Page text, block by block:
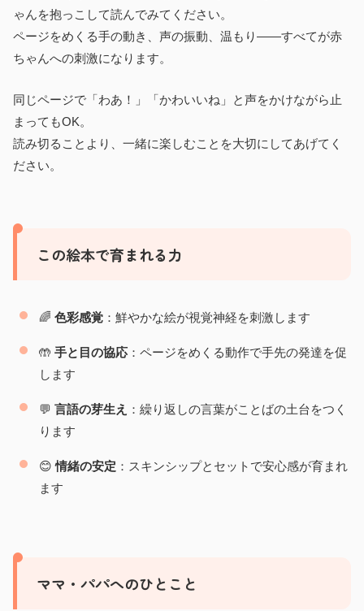
ゃんを抱っこして読んでみてください。
ページをめくる手の動き、声の振動、温もり——すべてが赤
ちゃんへの刺激になります。
同じページで「わあ！」「かわいいね」と声をかけながら止
まってもOK。
読み切ることより、一緒に楽しむことを大切にしてあげてく
ださい。
この絵本で育まれる力
🌈 色彩感覚 ：鮮やかな絵が視覚神経を刺激します
🤲 手と目の協応 ：ページをめくる動作で手先の発達を促
します
💬 言語の芽生え ：繰り返しの言葉がことばの土台をつく
ります
😊情緒の安定 ：スキンシップとセットで安心感が育まれ
ます
ママ・パパへのひとこと